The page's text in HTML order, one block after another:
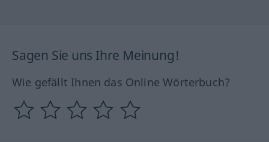
Sagen Sie uns Ihre Meinung!
Wie gefällt Ihnen das Online Wörterbuch?